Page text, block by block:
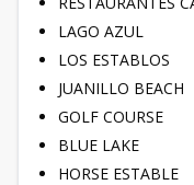
LAGO AZUL
LOS ESTABLOS
JUANILLO BEACH
GOLF COURSE
BLUE LAKE
HORSE ESTABLE